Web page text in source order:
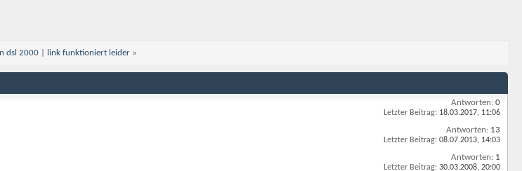
dsl 2000 link funktioniert leider »
Antworten: 0
Letzter Beitrag: 18.03.2017, 11:06
Antworten: 13
Letzter Beitrag: 08.07.2013, 14:03
Antworten: 1
Letzter Beitrag: 30.03.2008, 20:00